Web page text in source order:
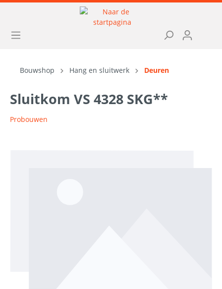
Bouwshop Hang en sluitwerk Deuren
Sluitkom VS 4328 SKG**
Probouwen